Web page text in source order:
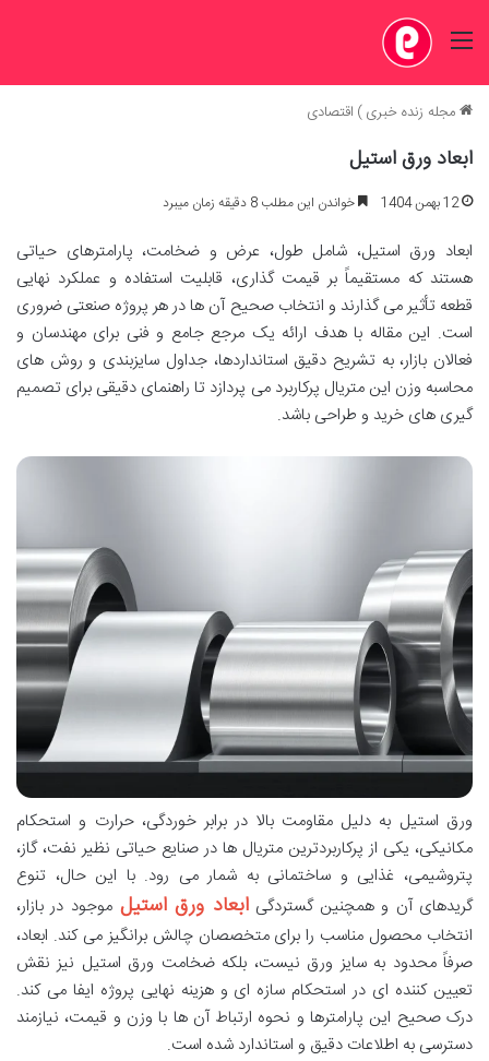
منو
مجله زنده خبری) اقتصادی
ابعاد ورق استیل
12 بهمن 1404 خواندن این مطلب 8 دقیقه زمان میبرد
ابعاد ورق استیل، شامل طول، عرض و ضخامت، پارامترهای حیاتی
هستند که مستقیماً بر قیمت گذاری، قابلیت استفاده و عملکرد نهایی
قطعه تأثیر می گذارند و انتخاب صحیح آن ها در هر پروژه صنعتی ضروری
است. این مقاله با هدف ارائه یک مرجع جامع و فنی برای مهندسان و
فعالان بازار، به تشریح دقیق استانداردها، جداول سایزبندی و روش های
محاسبه وزن این متریال پرکاربرد می پردازد تا راهنمای دقیقی برای تصمیم
گیری های خرید و طراحی باشد.
ورق استیل به دلیل مقاومت بالا در برابر خوردگی، حرارت و استحکام
مکانیکی، یکی از پرکاربردترین متریال ها در صنایع حیاتی نظیر نفت، گاز،
پتروشیمی، غذایی و ساختمانی به شمار می رود. با این حال، تنوع
گریدهای آن و همچنین گستردگیابعاد ورق استیلموجود در بازار،
انتخاب محصول مناسب را برای متخصصان چالش برانگیز می کند. ابعاد،
صرفاً محدود به سایز ورق نیست، بلکه ضخامت ورق استیل نیز نقش
تعیین کننده ای در استحکام سازه ای و هزینه نهایی پروژه ایفا می کند.
درک صحیح این پارامترها و نحوه ارتباط آن ها با وزن و قیمت، نیازمند
دسترسی به اطلاعات دقیق و استاندارد شده است.